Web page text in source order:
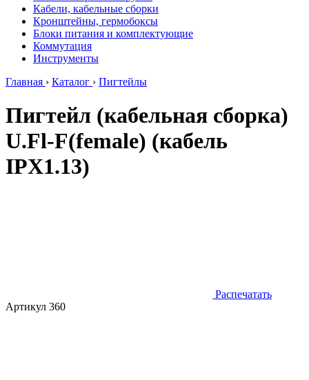
Кабели, кабельные сборки
Кронштейны, гермобоксы
Блоки питания и комплектующие
Коммутация
Инструменты
Главная › Каталог › Пигтейлы
Пигтейл (кабельная сборка)
U.Fl-F(female) (кабель
IPX1.13)
Распечатать
Артикул 360